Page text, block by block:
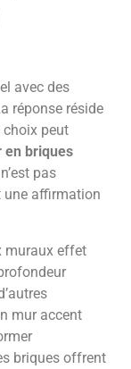
avec des
réponse réside
choix peut
en briques
pas
une affirmation
muraux effet
mur accent
briques offrent